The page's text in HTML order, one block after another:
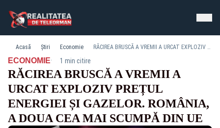
Acasă Știri Economie RĂCIREA BRUSCĂ A VREMII A URCAT EXPLOZIV PREȚUL ENERGIEI ȘI GAZELOR. ROMÂNIA, A DOUA CEA MAI SCUMPĂ DIN UE
ECONOMIE· 1 min citire
RĂCIREA BRUSCĂ A VREMII A
URCAT EXPLOZIV PREȚUL
ENERGIEI ȘI GAZELOR. ROMÂNIA,
A DOUA CEA MAI SCUMPĂ DIN UE